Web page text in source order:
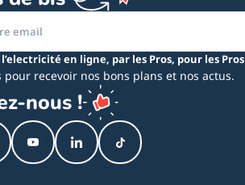
en ligne, par les Pros, pour les Pros
pour recevoir nos bons plans et nos actus.
nous !